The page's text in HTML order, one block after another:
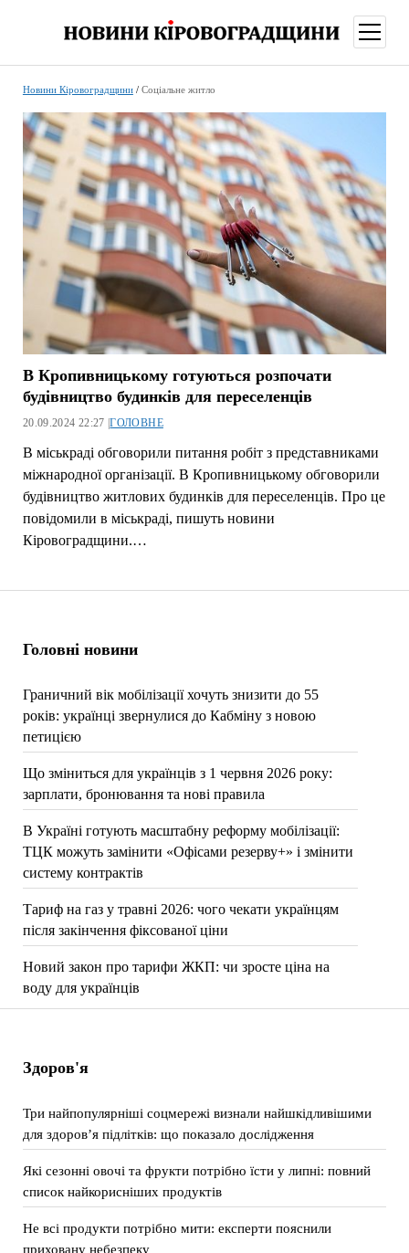
меню
Головні новини
Граничний вік мобілізації хочуть знизити до 55
років: українці звернулися до Кабміну з новою
петицією
Що зміниться для українців з 1 червня 2026 року:
зарплати, бронювання та нові правила
В Україні готують масштабну реформу мобілізації:
ТЦК можуть замінити «Офісами резерву+» і змінити
систему контрактів
Тариф на газ у травні 2026: чого чекати українцям
після закінчення фіксованої ціни
Новий закон про тарифи ЖКП: чи зросте ціна на
воду для українців
Новини Кіровоградщини/ Соціальне житло
В Кропивницькому готуються розпочати
будівництво будинків для переселенців
20.09.2024 22:27 |ГОЛОВНЕ
В міськраді обговорили питання робіт з представниками
міжнародної організації. В Кропивницькому обговорили
будівництво житлових будинків для переселенців. Про це
повідомили в міськраді, пишуть новини
Кіровоградщини.…
Здоров'я
Три найпопулярніші соцмережі визнали найшкідливішими
для здоров’я підлітків: що показало дослідження
Які сезонні овочі та фрукти потрібно їсти у липні: повний
список найкорисніших продуктів
Не всі продукти потрібно мити: експерти пояснили
приховану небезпеку